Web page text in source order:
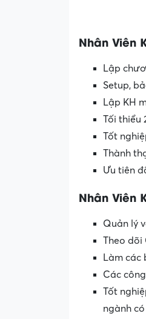
Nhân Viên
Lập
Setup,
Lập KH
Tối thiểu
Tốt
Thành
Ưu tiên
Nhân Viên
Quản lý
Theo dõi
Làm các
Các
Tốt
ngành